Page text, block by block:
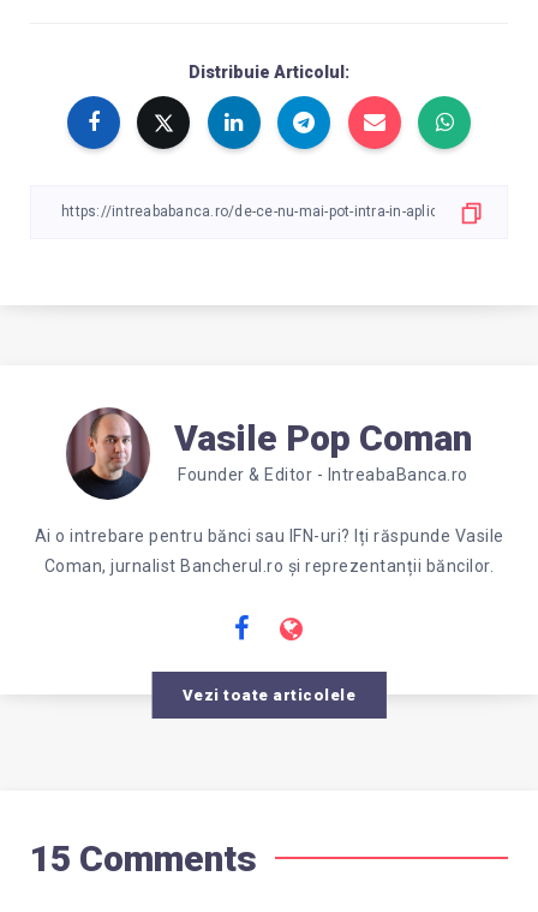
Distribuie Articolul:
Vasile Pop Coman
Founder & Editor - IntreabaBanca.ro
Ai o intrebare pentru bănci sau IFN-uri? Iți răspunde Vasile
Coman, jurnalist Bancherul.ro și reprezentanții băncilor.
Vezi toate articolele
15 Comments